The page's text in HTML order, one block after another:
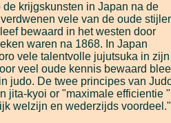
krijgskunsten in Japan na de
vele van de oude
bewaard in het westen door
waren na 1868. In Japan
vele talentvolle jujutsuka in zijn
veel oude kennis bewaard
judo. De twee principes van
jita-kyoi or "maximale efficientie "
welzijn en wederzijds voordeel."